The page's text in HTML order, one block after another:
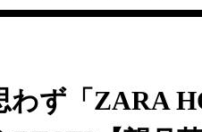
ず「ZARA